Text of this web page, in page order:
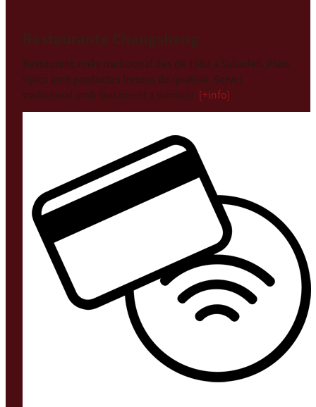
Restaurant xinès tradicional des de 1993 a Sabadell. Plats
típics amb productes frescos de qualitat. Servei
tradicional amb lliurament a domicili. [+info]